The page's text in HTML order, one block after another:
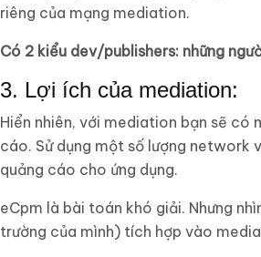
riêng của mạng mediation.
Có 2 kiểu dev/publishers: những
3. Lợi ích của mediation:
Hiển nhiên, với mediation bạn sẽ
cáo. Sử dụng một số lượng
quảng cáo cho ứng dụng.
eCpm là bài toán khó giải. Nhưng
trường của mình) tích hợp vào